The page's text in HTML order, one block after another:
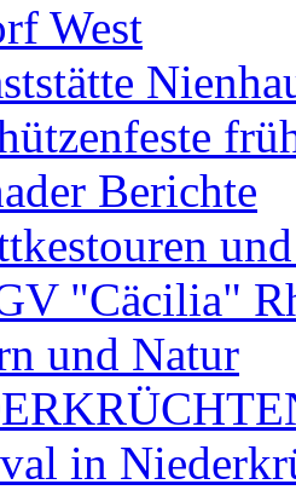
West
Berichte
"Cäcilia"
und Natur
in